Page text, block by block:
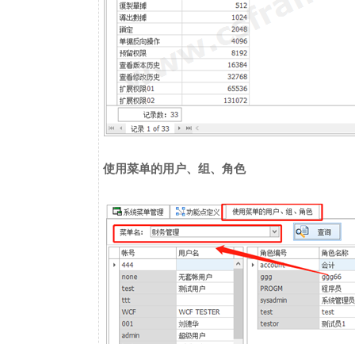
使用菜单的用户、组、角色